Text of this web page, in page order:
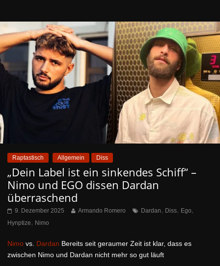
Raptastisch Allgemein Diss
„Dein Label ist ein sinkendes Schiff“ –
Nimo und EGO dissen Dardan
überraschend
9. Dezember 2025 Armando Romero Dardan, Diss, Ego,
Hynptize, Nimo
Nimo vs. Dardan Bereits seit geraumer Zeit ist klar, dass es
zwischen Nimo und Dardan nicht mehr so gut läuft